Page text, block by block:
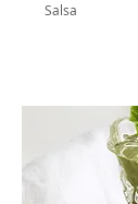
Salsa